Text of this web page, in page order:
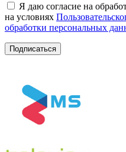
Я даю согласие на
на условиях
обработки персональных